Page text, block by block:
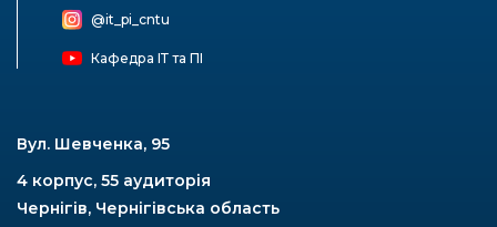
@it_pi_cntu
Кафедра ІТ та ПІ
Вул. Шевченка, 95
4 корпус, 55 аудиторія
Чернігів, Чернігівська область